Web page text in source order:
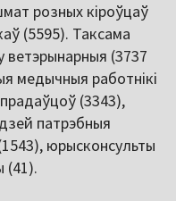
розных кіроўцаў
(5595). Таксама
ветэрынарныя (3737
медычныя работнікі
(3343),
патрэбныя
юрысконсульты
(41).